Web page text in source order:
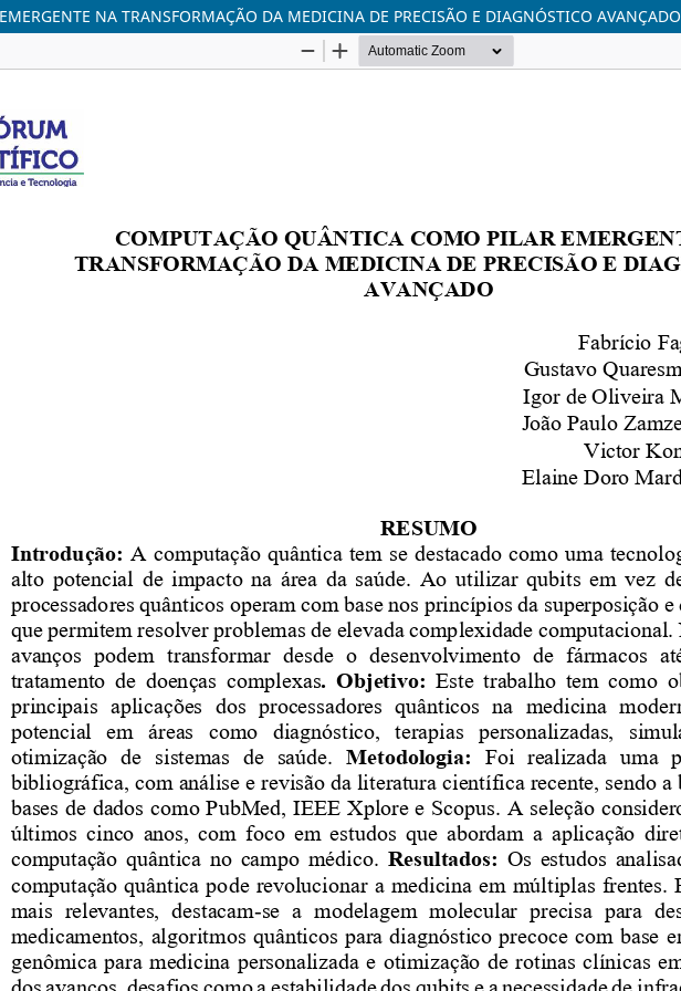
NA TRANSFORMAÇÃO DA MEDICINA DE PRECISÃO E DIAGNÓSTICO AVANÇADO